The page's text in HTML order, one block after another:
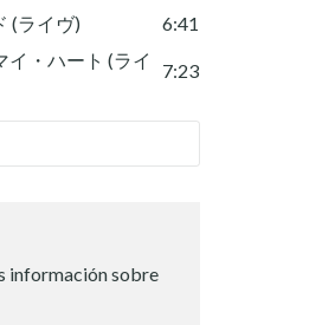
(ライヴ)
6:41
・ハート (ライ
7:23
información sobre